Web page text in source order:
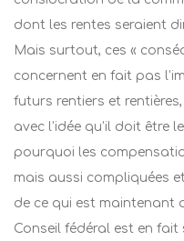
dont les rentes seraient
Mais surtout, ces «
concernent en fait pas
futurs rentiers et
avec l’idée qu’il doit être
pourquoi les
mais aussi compliquées
de ce qui est maintenant
Conseil fédéral est en